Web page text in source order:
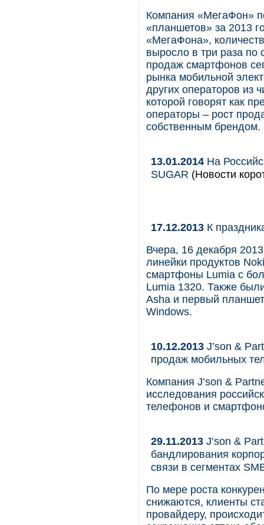
Компания «МегаФон»
«планшетов» за 2013
«МегаФона»,
выросло в три раза
продаж смартфонов
рынка мобильной
других операторов из
которой говорят как
операторы – рост
собственным брендом.
13.01.2014 На
SUGAR (Новости
17.12.2013 К
Вчера, 16 декабря
линейки продуктов
смартфоны Lumia с
Lumia 1320. Также
Asha и первый
Windows.
10.12.2013 J’son &
продаж мобильных
Компания J’son &
исследования
телефонов и
29.11.2013 J’son &
бандлирования
связи в сегментах
По мере роста
снижаются, клиенты
провайдеру,